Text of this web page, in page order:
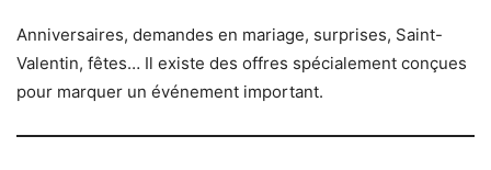
Anniversaires, demandes en mariage, surprises, Saint-
Valentin, fêtes… Il existe des offres spécialement conçues
pour marquer un événement important.